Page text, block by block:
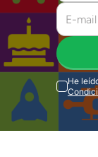
He